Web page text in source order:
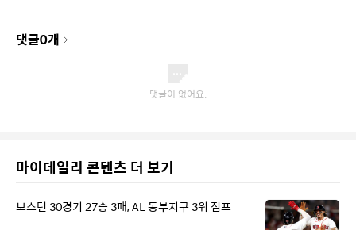
댓글0개
마이데일리 콘텐츠 더 보기
보스턴 30경기 27승 3패, AL 동부지구 3위 점프